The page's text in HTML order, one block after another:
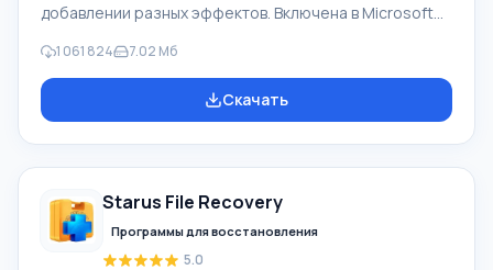
добавлении разных эффектов. Включена в Microsoft
бесплатный программный пакет Windows Live
Microsoft. Функционал Windows Movie Maker:
Захватывать видео с разных источников
Maker - добавить можно фоновую аудиодорожку,
использовать между
1 061 824 7.02 Мб
Скачать
Starus File Recovery
Программы для восстановления
5.0